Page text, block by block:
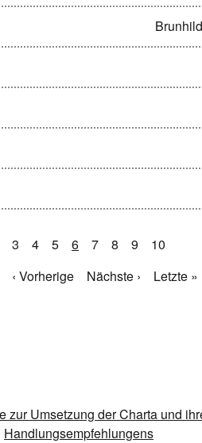
3 4 5 6 7 8 9
10
‹ Vorherige Nächste › Letzte »